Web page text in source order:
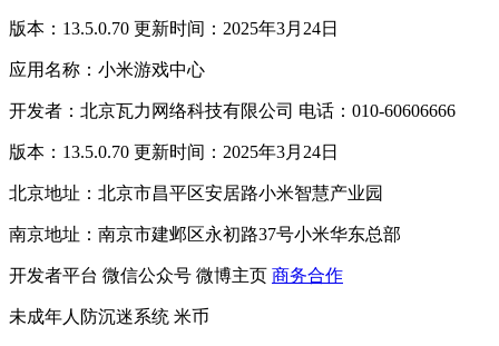
版本：13.5.0.70 更新时间：2025年3月24日
应用名称：小米游戏中心
开发者：北京瓦力网络科技有限公司 电话：010-60606666
版本：13.5.0.70 更新时间：2025年3月24日
北京地址：北京市昌平区安居路小米智慧产业园
南京地址：南京市建邺区永初路37号小米华东总部
开发者平台 微信公众号 微博主页 商务合作
未成年人防沉迷系统 米币